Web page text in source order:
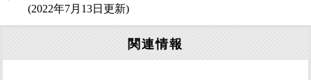
2022年7月13日更新
関連情報